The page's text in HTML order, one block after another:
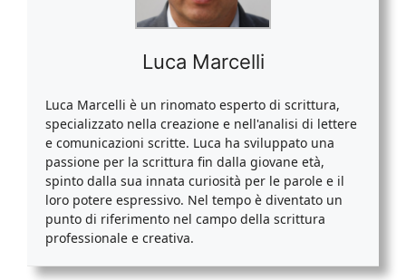
Luca Marcelli
Luca Marcelli è un rinomato esperto di scrittura,
specializzato nella creazione e nell'analisi di lettere
e comunicazioni scritte. Luca ha sviluppato una
passione per la scrittura fin dalla giovane età,
spinto dalla sua innata curiosità per le parole e il
loro potere espressivo. Nel tempo è diventato un
punto di riferimento nel campo della scrittura
professionale e creativa.